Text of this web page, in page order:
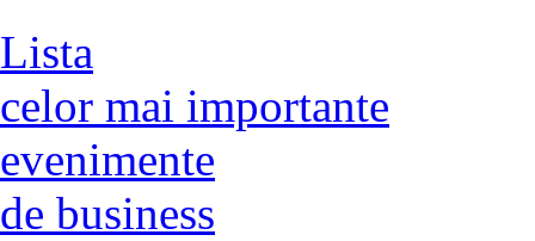
Lista
celor mai importante
evenimente
de business